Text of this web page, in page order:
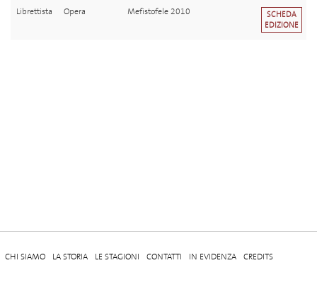
Librettista Opera Mefistofele 2010
SCHEDA
EDIZIONE
CHI SIAMO LA STORIA LE STAGIONI CONTATTI IN EVIDENZA CREDITS